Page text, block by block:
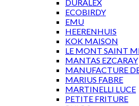
DURALEX
ECOBIRDY
EMU
HEERENHUIS
KOK MAISON
LE MONT SAINT
MANTAS EZCARAY
MANUFACTURE
MARIUS FABRE
MARTINELLI LUCE
PETITE FRITURE